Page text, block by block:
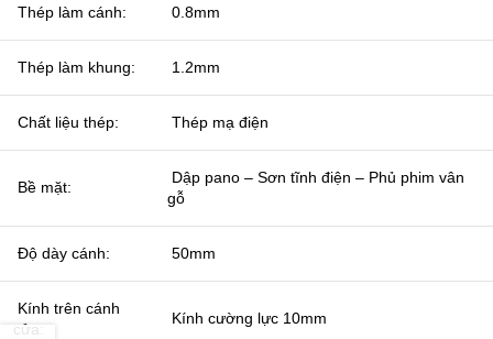
Thép làm cánh: 0.8mm
Thép làm khung: 1.2mm
Chất liệu thép: Thép mạ điện
Bề mặt:
Dập pano – Sơn tĩnh điện – Phủ phim vân
gỗ
Độ dày cánh: 50mm
Kính trên cánh
cửa:
Kính cường lực 10mm